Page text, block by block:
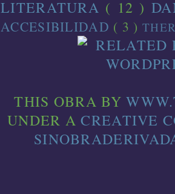
LITERATURA ( 12 )
ACCESIBILIDAD ( 3 )
THIS OBRA BY
UNDER ACREATIVE